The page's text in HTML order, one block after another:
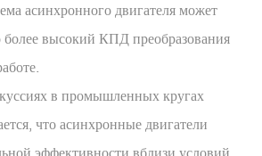
асинхронного двигателя может
более высокий КПД преобразования
в промышленных кругах
что асинхронные двигатели
эффективности вблизи условий